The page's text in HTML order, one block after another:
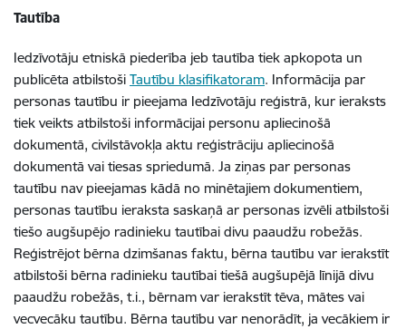
Tautība
Iedzīvotāju etniskā piederība jeb tautība tiek apkopota un
publicēta atbilstoši Tautību klasifikatoram. Informācija par
personas tautību ir pieejama Iedzīvotāju reģistrā, kur ieraksts
tiek veikts atbilstoši informācijai personu apliecinošā
dokumentā, civilstāvokļa aktu reģistrāciju apliecinošā
dokumentā vai tiesas spriedumā. Ja ziņas par personas
tautību nav pieejamas kādā no minētajiem dokumentiem,
personas tautību ieraksta saskaņā ar personas izvēli atbilstoši
tiešo augšupējo radinieku tautībai divu paaudžu robežās.
Reģistrējot bērna dzimšanas faktu, bērna tautību var ierakstīt
atbilstoši bērna radinieku tautībai tiešā augšupējā līnijā divu
paaudžu robežās, t.i., bērnam var ierakstīt tēva, mātes vai
vecvecāku tautību. Bērna tautību var nenorādīt, ja vecākiem ir